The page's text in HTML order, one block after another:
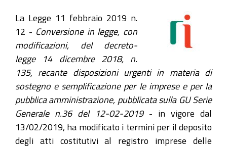
La Legge 11 febbraio 2019 n.
12 - Conversione in legge, con
modificazioni, del decreto-
legge 14 dicembre 2018, n.
135, recante disposizioni urgenti in materia di
sostegno e semplificazione per le imprese e per la
pubblica amministrazione, pubblicata sulla GU Serie
Generale n.36 del 12-02-2019- in vigore dal
13/02/2019, ha modificato i termini per il deposito
degli atti costitutivi al registro imprese delle